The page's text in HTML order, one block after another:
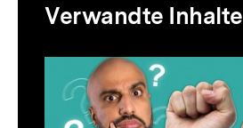
zur
Thematik
Verwandte Inhalte
Inhaltskarussell
überspringen